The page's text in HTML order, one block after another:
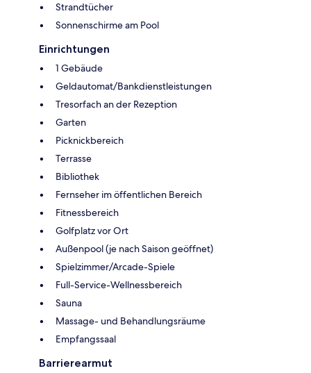
Strandtücher
Sonnenschirme am Pool
Einrichtungen
1 Gebäude
Geldautomat/Bankdienstleistungen
Tresorfach an der Rezeption
Garten
Picknickbereich
Terrasse
Bibliothek
Fernseher im öffentlichen Bereich
Fitnessbereich
Golfplatz vor Ort
Außenpool (je nach Saison geöffnet)
Spielzimmer/Arcade-Spiele
Full-Service-Wellnessbereich
Sauna
Massage- und Behandlungsräume
Empfangssaal
Barrierearmut